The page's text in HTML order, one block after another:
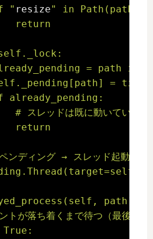
"
resize" in
return
= path in
=
already_pending:
スレッドは既に動いているの
return
ディング → スレッド起動
path):
が落ち着くまで待つ（最後のイ